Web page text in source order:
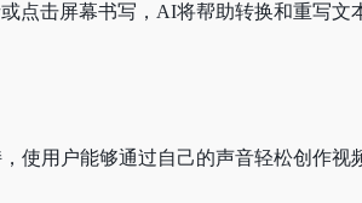
点击屏幕书写，AI将帮助转换和重写
使用户能够通过自己的声音轻松创作